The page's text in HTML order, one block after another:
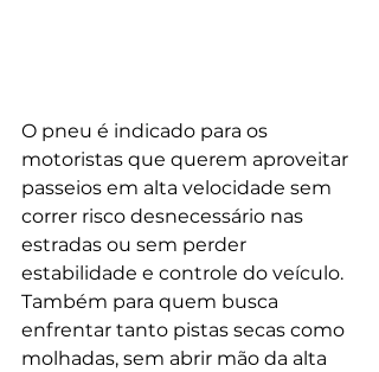
O pneu é indicado para os
motoristas que querem aproveitar
passeios em alta velocidade sem
correr risco desnecessário nas
estradas ou sem perder
estabilidade e controle do veículo.
Também para quem busca
enfrentar tanto pistas secas como
molhadas, sem abrir mão da alta